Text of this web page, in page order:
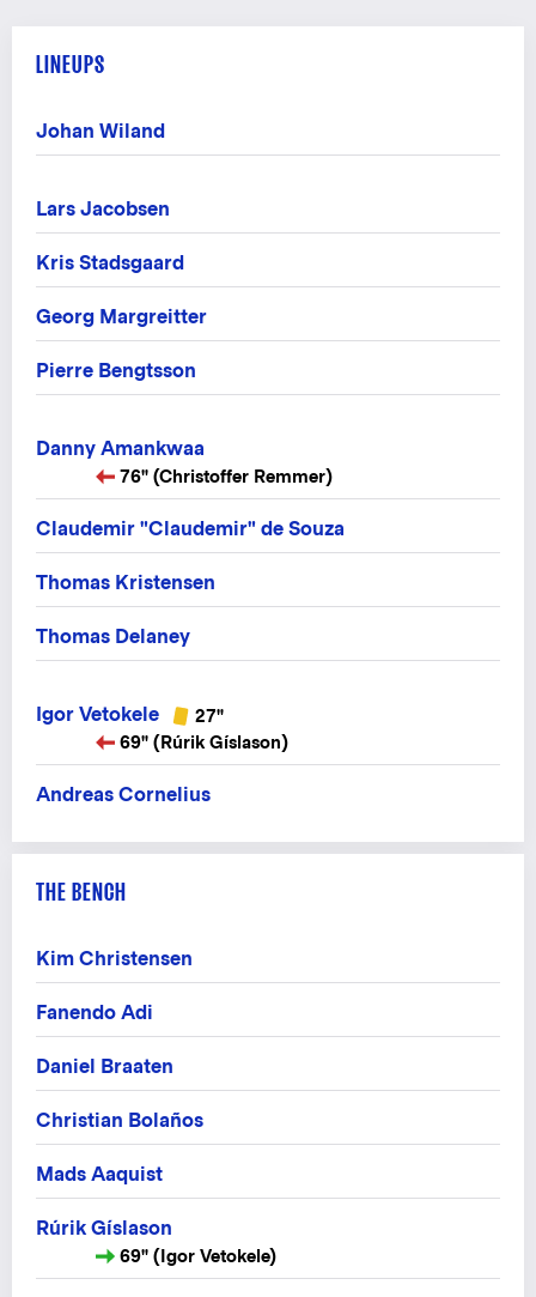
LINEUPS
Johan Wiland
Lars Jacobsen
Kris Stadsgaard
Georg Margreitter
Pierre Bengtsson
Danny Amankwaa
76" (Christoffer Remmer)
Claudemir "Claudemir" de Souza
Thomas Kristensen
Thomas Delaney
Igor Vetokele
27"
69" (Rúrik Gíslason)
Andreas Cornelius
THE BENCH
Kim Christensen
Fanendo Adi
Daniel Braaten
Christian Bolaños
Mads Aaquist
Rúrik Gíslason
69" (Igor Vetokele)